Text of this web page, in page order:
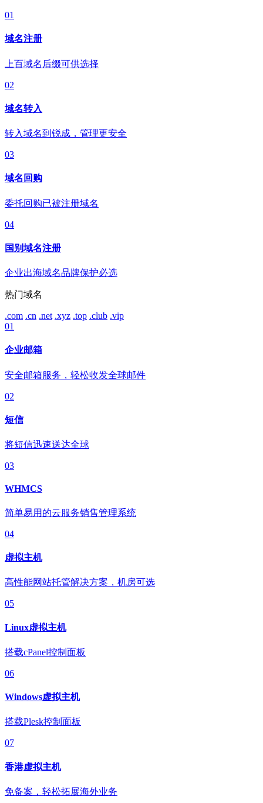
01
域名注册
上百域名后缀可供选择
02
域名转入
转入域名到锐成，管理更安全
03
域名回购
委托回购已被注册域名
04
国别域名注册
企业出海域名品牌保护必选
热门域名
.com .cn .net .xyz .top .club .vip
01
企业邮箱
安全邮箱服务，轻松收发全球邮件
02
短信
将短信迅速送达全球
03
WHMCS
简单易用的云服务销售管理系统
04
虚拟主机
高性能网站托管解决方案，机房可选
05
Linux虚拟主机
搭载cPanel控制面板
06
Windows虚拟主机
搭载Plesk控制面板
07
香港虚拟主机
免备案，轻松拓展海外业务